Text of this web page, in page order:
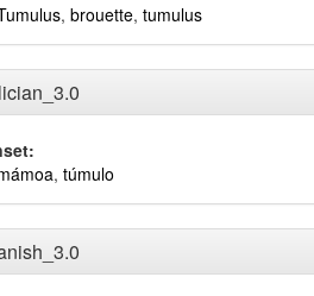
, brouette, tumulus
, túmulo